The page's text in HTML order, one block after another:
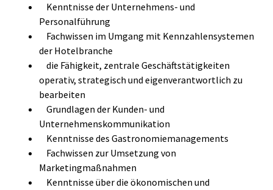
Kenntnisse der Unternehmens- und
Personalführung
Fachwissen im Umgang mit Kennzahlensystemen
der Hotelbranche
die Fähigkeit, zentrale Geschäftstätigkeiten
operativ, strategisch und eigenverantwortlich zu
bearbeiten
Grundlagen der Kunden- und
Unternehmenskommunikation
Kenntnisse des Gastronomiemanagements
Fachwissen zur Umsetzung von
Marketingmaßnahmen
Kenntnisse über die ökonomischen und